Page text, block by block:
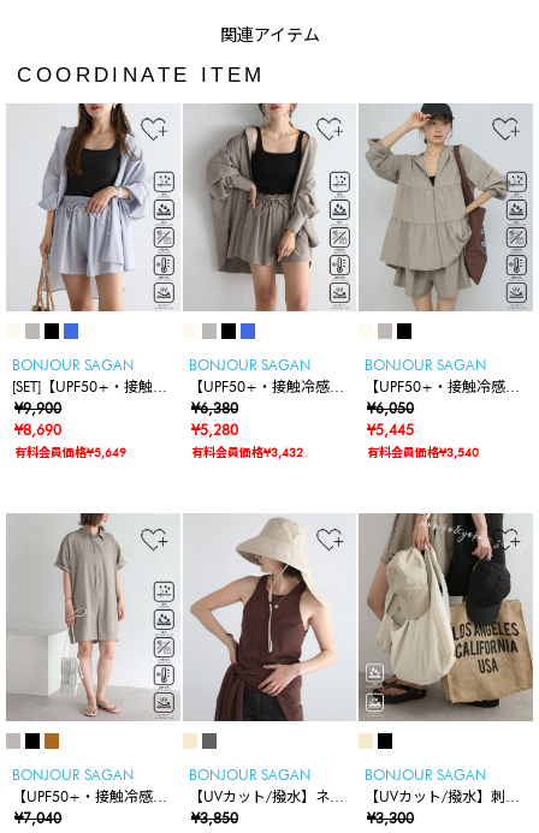
COORDINATE ITEM
BONJOUR SAGAN
[SET]【UPF50+・接触冷
感・撥水】【水陸両用】
ラッシュガード2wayオ
ーバーサイズシャツ×シ
¥9,900
¥8,690
有料会員価格¥5,649
BONJOUR SAGAN
【UPF50+・接触冷感・
撥水】【水陸両用】ラッ
シュガード2wayオーバ
ーサイズシャツ
¥6,380
¥5,280
有料会員価格¥3,432
BONJOUR SAGAN
【UPF50+・接触冷感・
撥水】【水陸両用】ティ
アードラッシュガードパ
ーカー
¥6,050
¥5,445
有料会員価格¥3,540
BONJOUR SAGAN
【UPF50+・接触冷感・
撥水】【水陸両用】ラッ
¥7,040
BONJOUR SAGAN
【UVカット/撥水】ネッ
クカバー付きワイドリム
¥3,850
BONJOUR SAGAN
【UVカット/撥水】刺繍
ロゴキャップ
¥3,300